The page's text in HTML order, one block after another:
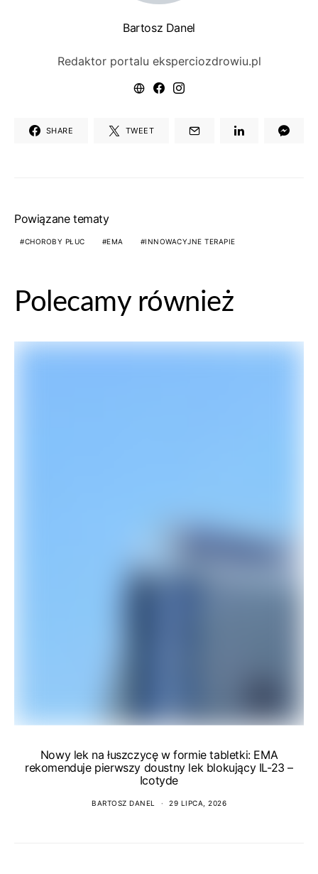
Bartosz Danel
Redaktor portalu eksperciozdrowiu.pl
SHARE TWEET
Powiązane tematy
CHOROBY PŁUC EMA INNOWACYJNE TERAPIE
Polecamy również
Nowy lek na łuszczycę w formie tabletki: EMA
rekomenduje pierwszy doustny lek blokujący IL-23 –
Icotyde
BARTOSZ DANEL 29 LIPCA, 2026